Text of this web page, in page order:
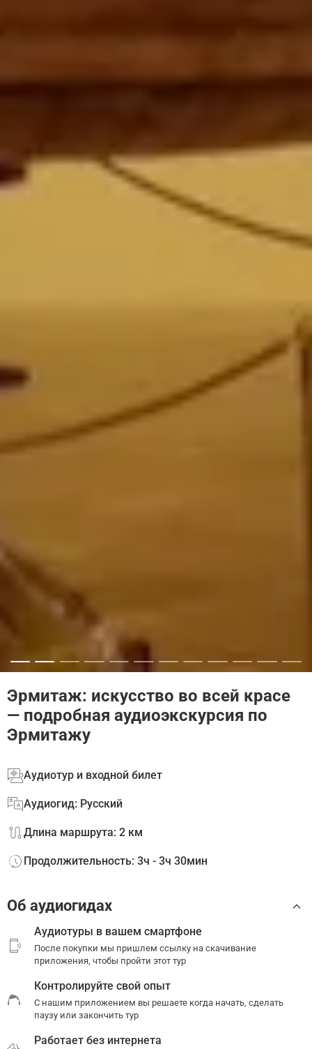
Эрмитаж: искусство во всей красе
— подробная аудиоэкскурсия по
Эрмитажу
Аудиотур и входной билет
Аудиогид: Русский
Длина маршрута: 2 км
Продолжительность: 3ч - 3ч 30мин
Об аудиогидах
Аудиотуры в вашем смартфоне
После покупки мы пришлем ссылку на скачивание
приложения, чтобы пройти этот тур
Контролируйте свой опыт
С нашим приложением вы решаете когда начать, сделать
паузу или закончить тур
Работает без интернета